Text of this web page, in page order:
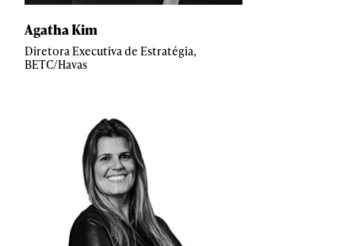
Agatha Kim
Diretora Executiva de Estratégia,
BETC/Havas